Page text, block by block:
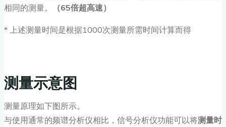
相同的测量。
（65倍超高速）
* 上述测量时间是根据1000次测量所需时间计算而得
测量示意图
测量原理如下图所示。
与使用通常的频谱分析仪相比，信号分析仪功能可以将测量时